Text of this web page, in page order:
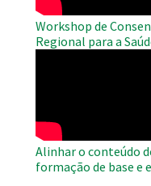
Workshop de
Regional para a
Alinhar o conteúdo
formação de base e